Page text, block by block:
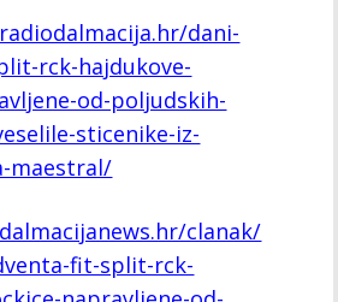
dani-
rck-hajdukove-
od-poljudskih-
sticenike-iz-
maestral/
clanak/
fit-split-rck-